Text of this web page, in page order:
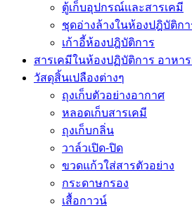
ตู้เก็บอุปกรณ์เเละสารเคมี
ชุดอ่างล้างในห้องปฎิบัติกา
เก้าอี้ห้องปฎิบัติการ
สารเคมีในห้องปฏิบัติการ อาหาร
วัสดุสิ้นเปลืองต่างๆ
ถุงเก็บตัวอย่างอากาศ
หลอดเก็บสารเคมี
ถุงเก็บกลิ่น
วาล์วเปิด-ปิด
ขวดแก้วใส่สารตัวอย่าง
กระดาษกรอง
เสื้อกาวน์